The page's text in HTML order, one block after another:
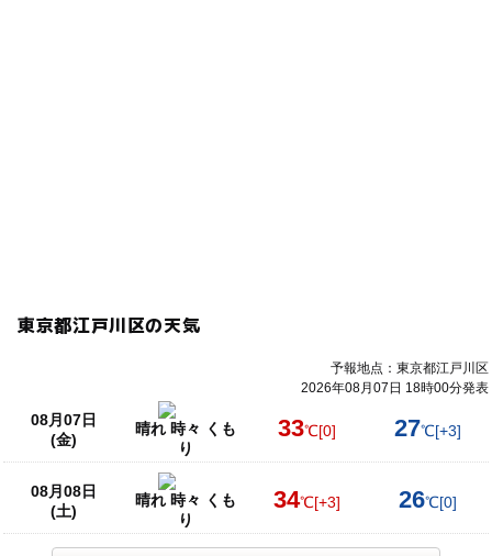
東京都江戸川区の天気
予報地点：東京都江戸川区
2026年08月07日 18時00分発表
08月07日
(金)
晴れ 時々 くも
り
33℃[0] 27℃[+3]
08月08日
(土)
晴れ 時々 くも
り
34℃[+3] 26℃[0]